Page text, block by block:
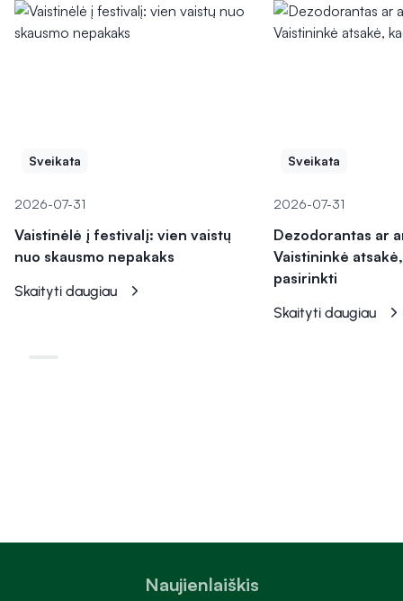
Sveikata
2026-07-31
Vaistinėlė į festivalį: vien vaistų
nuo skausmo nepakaks
Skaityti daugiau
Sveikata
2026-07-31
Dezodorantas ar
Vaistininkė
pasirinkti
Skaityti daugiau
Naujienlaiškis